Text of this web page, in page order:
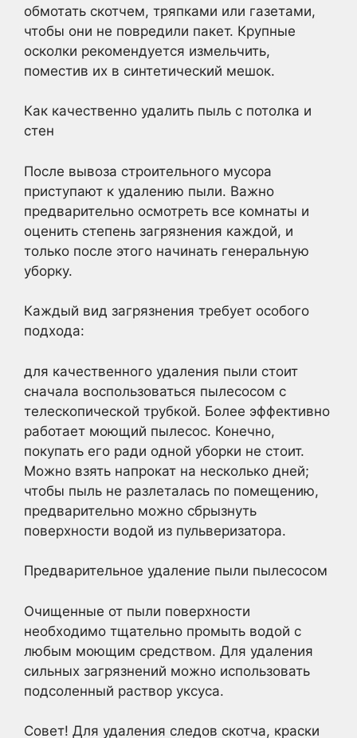
обмотать скотчем, тряпками или газетами,
чтобы они не повредили пакет. Крупные
осколки рекомендуется измельчить,
поместив их в синтетический мешок.
Как качественно удалить пыль с потолка и
стен
После вывоза строительного мусора
приступают к удалению пыли. Важно
предварительно осмотреть все комнаты и
оценить степень загрязнения каждой, и
только после этого начинать генеральную
уборку.
Каждый вид загрязнения требует особого
подхода:
для качественного удаления пыли стоит
сначала воспользоваться пылесосом с
телескопической трубкой. Более эффективно
работает моющий пылесос. Конечно,
покупать его ради одной уборки не стоит.
Можно взять напрокат на несколько дней;
чтобы пыль не разлеталась по помещению,
предварительно можно сбрызнуть
поверхности водой из пульверизатора.
Предварительное удаление пыли пылесосом
Очищенные от пыли поверхности
необходимо тщательно промыть водой с
любым моющим средством. Для удаления
сильных загрязнений можно использовать
подсоленный раствор уксуса.
Совет! Для удаления следов скотча, краски